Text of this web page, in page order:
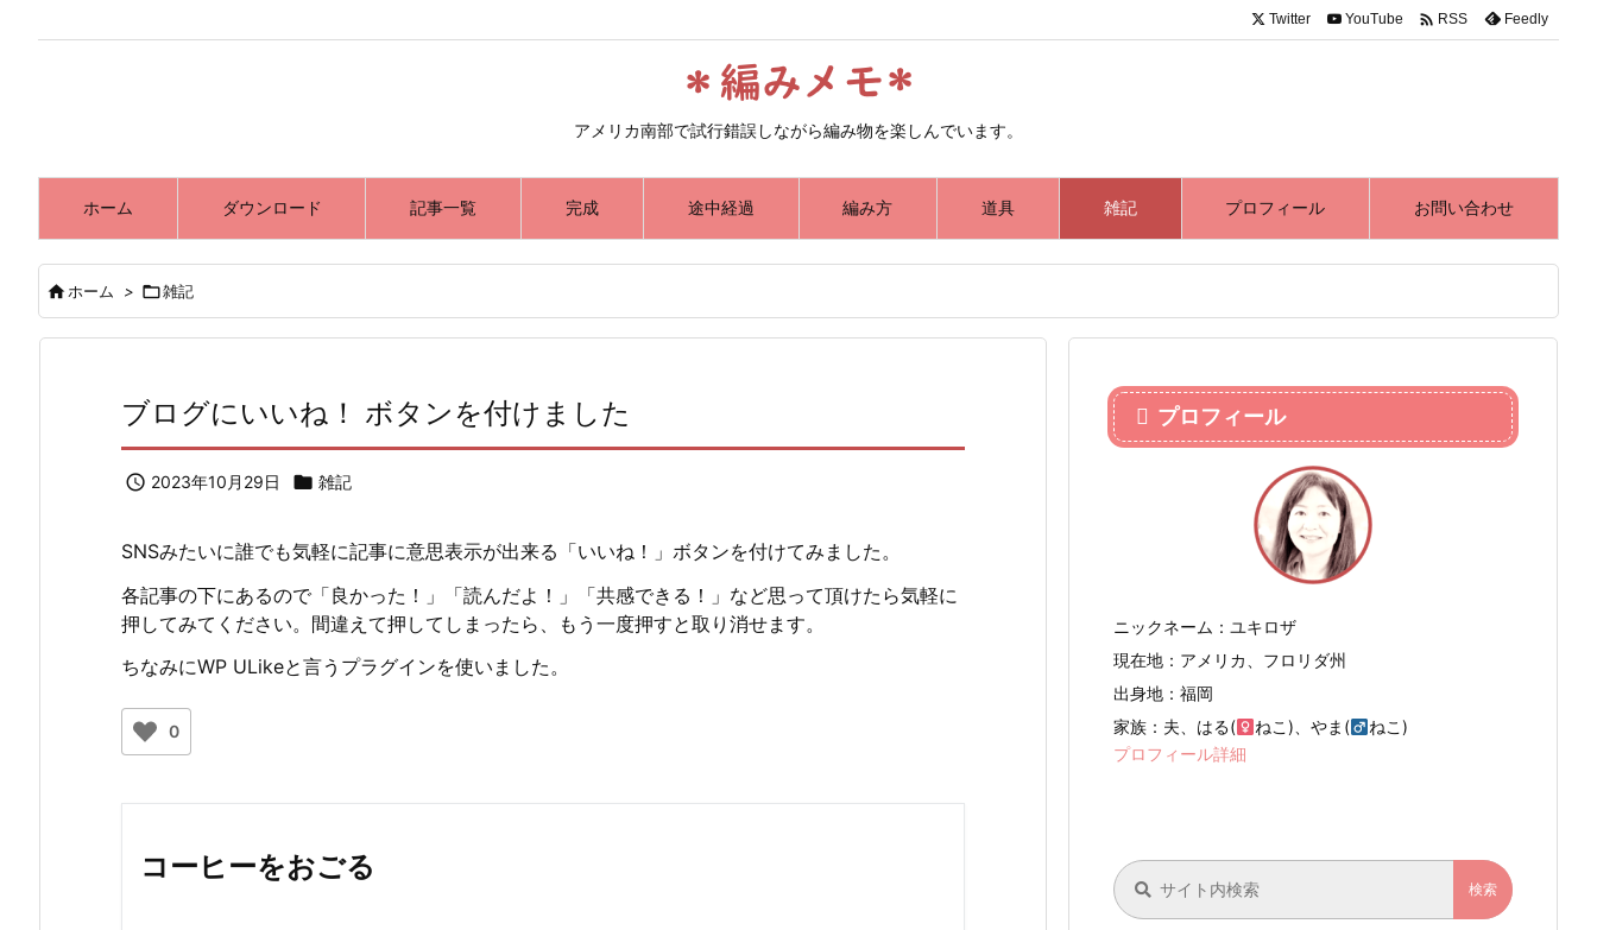
アメリカ南部で試行錯誤しながら編み物を楽しんでいます。
ホーム ダウンロード 記事一覧 完成 途中経過 編み方 道具 雑記 プロフィール お問い合わせ
Twitter YouTube  RSS Feedly
ホーム > 雑記
ブログにいいね！ ボタンを付けました
 2023年10月29日  雑記
SNSみたいに誰でも気軽に記事に意思表示が出来る「いいね！」ボタンを付けてみました。
各記事の下にあるので「良かった！」「読んだよ！」「共感できる！」など思って頂けたら気軽に
押してみてください。間違えて押してしまったら、もう一度押すと取り消せます。
ちなみにWP ULikeと言うプラグインを使いました。
0
コーヒーをおごる
プロフィール
ニックネーム：ユキロザ
現在地：アメリカ、フロリダ州
出身地：福岡
家族：夫、はる(
ねこ)、やま(
ねこ)
プロフィール詳細